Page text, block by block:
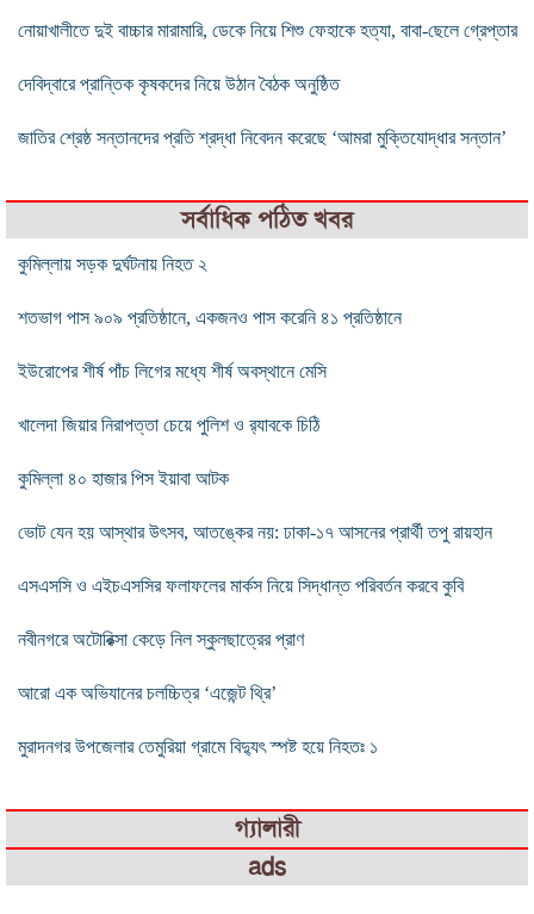
নোয়াখালীতে দুই বাচ্চার মারামারি, ডেকে নিয়ে শিশু ফেহাকে হত্যা, বাবা-ছেলে গ্রেপ্তার
দেবিদ্বারে প্রান্তিক কৃষকদের নিয়ে উঠান বৈঠক অনুষ্ঠিত
জাতির শ্রেষ্ঠ সন্তানদের প্রতি শ্রদ্ধা নিবেদন করেছে ‘আমরা মুক্তিযোদ্ধার সন্তান’
সর্বাধিক পঠিত খবর
কুমিল্লায় সড়ক দুর্ঘটনায় নিহত ২
শতভাগ পাস ৯০৯ প্রতিষ্ঠানে, একজনও পাস করেনি ৪১ প্রতিষ্ঠানে
ইউরোপের শীর্ষ পাঁচ লিগের মধ্যে শীর্ষ অবস্থানে মেসি
খালেদা জিয়ার নিরাপত্তা চেয়ে পুলিশ ও র‌্যাবকে চিঠি
কুমিল্লা ৪০ হাজার পিস ইয়াবা আটক
ভোট যেন হয় আস্থার উৎসব, আতঙ্কের নয়: ঢাকা-১৭ আসনের প্রার্থী তপু রায়হান
এসএসসি ও এইচএসসির ফলাফলের মার্কস নিয়ে সিদ্ধান্ত পরিবর্তন করবে কুবি
নবীনগরে অটোরিক্সা কেড়ে নিল স্কুলছাত্রের প্রাণ
আরো এক অভিযানের চলচ্চিত্র ‘এজেন্ট থ্রি’
মুরাদনগর উপজেলার তেমুরিয়া গ্রামে বিদ্যুৎ স্পষ্ট হয়ে নিহতঃ ১
গ্যালারী
ads